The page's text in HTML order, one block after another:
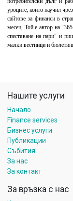
уроците, които научил
сайтове за финанси в
месец. Той е автор на
спестяване на пари" и
малки вестници и
Нашите услуги
Начало
Finance services
Бизнес услуги
Публикации
Събития
За нас
За контакт
За връзка с нас